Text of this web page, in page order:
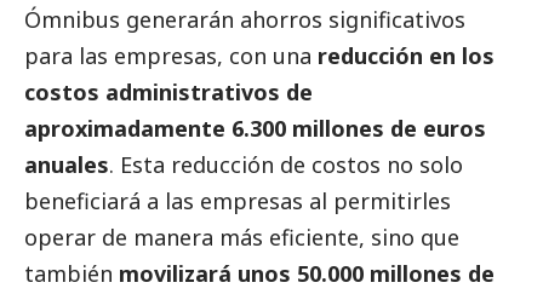
Ómnibus generarán ahorros significativos
para las empresas, con una reducción en los
costos administrativos de
aproximadamente 6.300 millones de euros
anuales. Esta reducción de costos no solo
beneficiará a las empresas al permitirles
operar de manera más eficiente, sino que
también movilizará unos 50.000 millones de